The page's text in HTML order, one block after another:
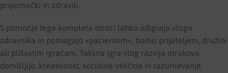
pripomočki in zdravili.
S pomočjo tega kompleta otroci lahko odigrajo vlogo
zdravnika in pomagajo »pacientom«, bodisi prijateljem, družini
ali plišastim igračam. Takšna igra vlog razvija otrokovo
domišljijo, kreativnost, socialne veščine in razumevanje